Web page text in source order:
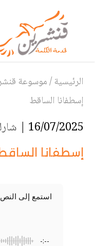
الرئيسية/موسوعة
إسطفانا الساقط
16/07/2025 |
إسطفانا
استمع إلى النص
-:--